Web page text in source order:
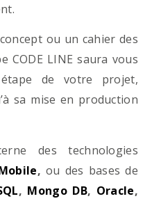
ou un cahier des
CODE LINE saura vous
de votre projet,
sa mise en production
des technologies
, ou des bases de
, Mongo DB, Oracle,